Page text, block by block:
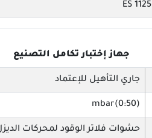
ES 1125
جهاز إختبار تكامل التصنيع
جاري التأهيل للإعتماد
(0:50)mbar
حشوات فلاتر الوقود لمحركات